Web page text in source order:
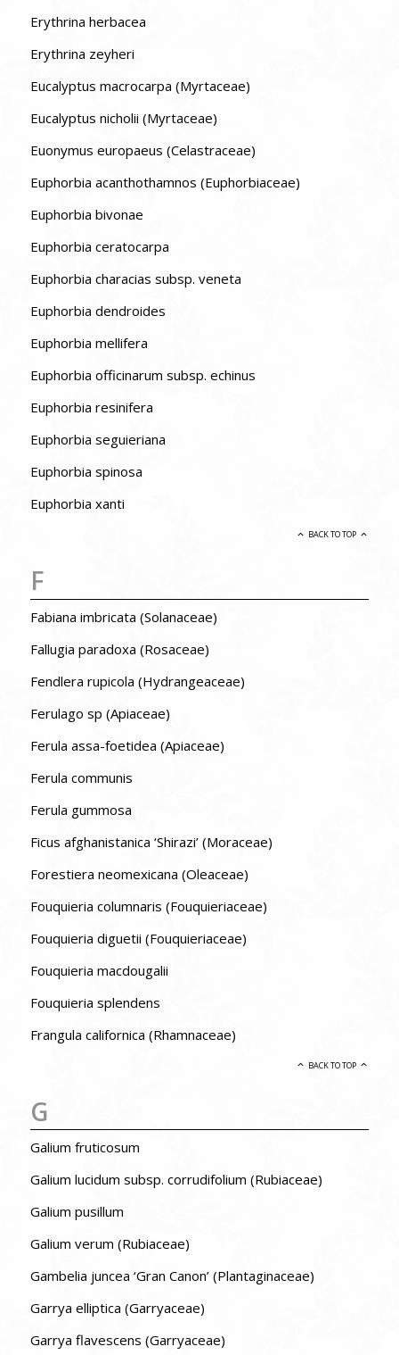
Erythrina herbacea
Erythrina zeyheri
Eucalyptus macrocarpa (Myrtaceae)
Eucalyptus nicholii (Myrtaceae)
Euonymus europaeus (Celastraceae)
Euphorbia acanthothamnos (Euphorbiaceae)
Euphorbia bivonae
Euphorbia ceratocarpa
Euphorbia characias subsp. veneta
Euphorbia dendroides
Euphorbia mellifera
Euphorbia officinarum subsp. echinus
Euphorbia resinifera
Euphorbia seguieriana
Euphorbia spinosa
Euphorbia xanti
BACK TO TOP
F
Fabiana imbricata (Solanaceae)
Fallugia paradoxa (Rosaceae)
Fendlera rupicola (Hydrangeaceae)
Ferulago sp (Apiaceae)
Ferula assa-foetidea (Apiaceae)
Ferula communis
Ferula gummosa
Ficus afghanistanica ‘Shirazi’ (Moraceae)
Forestiera neomexicana (Oleaceae)
Fouquieria columnaris (Fouquieriaceae)
Fouquieria diguetii (Fouquieriaceae)
Fouquieria macdougalii
Fouquieria splendens
Frangula californica (Rhamnaceae)
BACK TO TOP
G
Galium fruticosum
Galium lucidum subsp. corrudifolium (Rubiaceae)
Galium pusillum
Galium verum (Rubiaceae)
Gambelia juncea ‘Gran Canon’ (Plantaginaceae)
Garrya elliptica (Garryaceae)
Garrya flavescens (Garryaceae)